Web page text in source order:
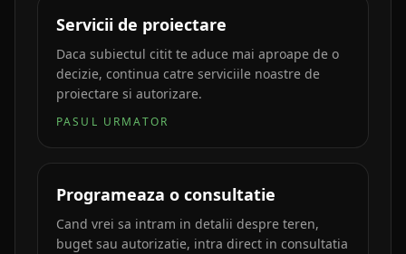
Servicii de proiectare
Daca subiectul citit te aduce mai aproape de o
decizie, continua catre serviciile noastre de
proiectare si autorizare.
PASUL URMATOR
Programeaza o consultatie
Cand vrei sa intram in detalii despre teren,
buget sau autorizatie, intra direct in consultatia